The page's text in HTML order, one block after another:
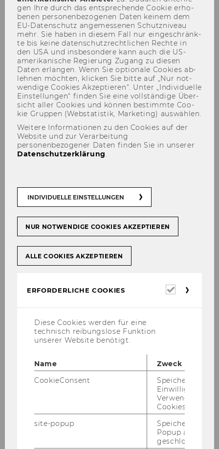
Responsible Management of
Information Systems)
Plätze*) 124
BW X
IBW X
WINF X (*)
WIRE X
SBWL
Change Management &
Plätze*) 64
WINF
Plätze*) 60
X
Decision Sciences: Game
Theory, Psychology, and Data
gen Ihre durch das ent­spre­chen­de Coo­kie er­ho­
be­nen per­so­nen­be­zo­ge­nen Daten kei­nem dem
EU-​Datenschutz an­ge­mes­se­nen Schutz­ni­veau
mehr. Sie haben in die­sem Fall nur ein­ge­schränk­
te bis keine da­ten­schutz­recht­li­chen Rech­te in
den USA und ins­be­son­de­re kann auch die US-​
amerikanische Re­gie­rung Zu­gang zu die­sen
Daten er­lan­gen. Wenn Sie op­tio­na­le Coo­kies ab­
leh­nen möch­ten, kli­cken Sie bitte auf „Nur not­
wen­di­ge Coo­kies Ak­zep­tie­ren“. Unter „In­di­vi­du­el­le
Ein­stel­lun­gen“ fin­den Sie eine voll­stän­di­ge Über­
sicht aller Coo­kies und kön­nen be­stimm­te Coo­
kie Grup­pen (Web­sta­tis­tik, Mar­ke­ting) aus­wäh­len.
Weitere Informationen zu den Cookies auf der
Website und zur Verarbeitung
personenbezogener Daten finden Sie in unserer
Datenschutzerklärung
INDIVIDUELLE EINSTELLUNGEN
NUR NOTWENDIGE COOKIES AKZEPTIEREN
ALLE COOKIES AKZEPTIEREN
ERFORDERLICHE COOKIES
Diese Cookies werden für eine
technisch reibungslose Funktion
unserer Website benötigt.
Name
Zweck
CookieConsent
Speichert Ihre
Einwilligung zur
Verwendung von
Cookies.
site-popup
Speichert ob ein
Popup
geschlossen